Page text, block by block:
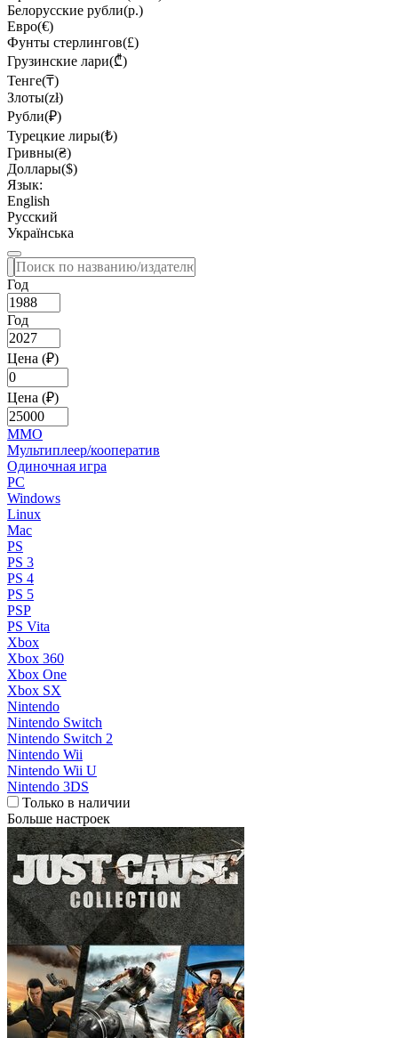
Белорусские рубли(р.)
Евро(€)
Фунты стерлингов(£)
Грузинские лари(₾)
Тенге(₸)
Злоты(zł)
Рубли(₽)
Турецкие лиры(₺)
Гривны(₴)
Доллары($)
Язык:
English
Русский
Українська
Год
Год
Цена (₽)
Цена (₽)
MMO
Мультиплеер/кооператив
Одиночная игра
PC
Windows
Linux
Mac
PS
PS 3
PS 4
PS 5
PSP
PS Vita
Xbox
Xbox 360
Xbox One
Xbox SX
Nintendo
Nintendo Switch
Nintendo Switch 2
Nintendo Wii
Nintendo Wii U
Nintendo 3DS
Только в наличии
Больше настроек